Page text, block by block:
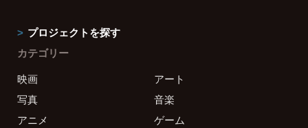
プロジェクトを探す
カテゴリー
映画
アート
写真
音楽
アニメ
ゲーム